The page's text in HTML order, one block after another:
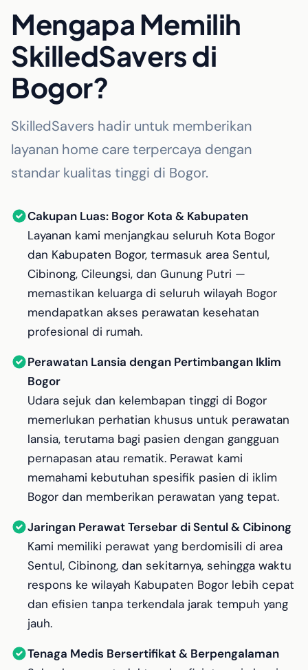
Mengapa Memilih
SkilledSavers di
Bogor?
SkilledSavers hadir untuk memberikan
layanan home care terpercaya dengan
standar kualitas tinggi di Bogor.
Cakupan Luas: Bogor Kota & Kabupaten
Layanan kami menjangkau seluruh Kota Bogor
dan Kabupaten Bogor, termasuk area Sentul,
Cibinong, Cileungsi, dan Gunung Putri —
memastikan keluarga di seluruh wilayah Bogor
mendapatkan akses perawatan kesehatan
profesional di rumah.
Perawatan Lansia dengan Pertimbangan Iklim
Bogor
Udara sejuk dan kelembapan tinggi di Bogor
memerlukan perhatian khusus untuk perawatan
lansia, terutama bagi pasien dengan gangguan
pernapasan atau rematik. Perawat kami
memahami kebutuhan spesifik pasien di iklim
Bogor dan memberikan perawatan yang tepat.
Jaringan Perawat Tersebar di Sentul & Cibinong
Kami memiliki perawat yang berdomisili di area
Sentul, Cibinong, dan sekitarnya, sehingga waktu
respons ke wilayah Kabupaten Bogor lebih cepat
dan efisien tanpa terkendala jarak tempuh yang
jauh.
Tenaga Medis Bersertifikat & Berpengalaman